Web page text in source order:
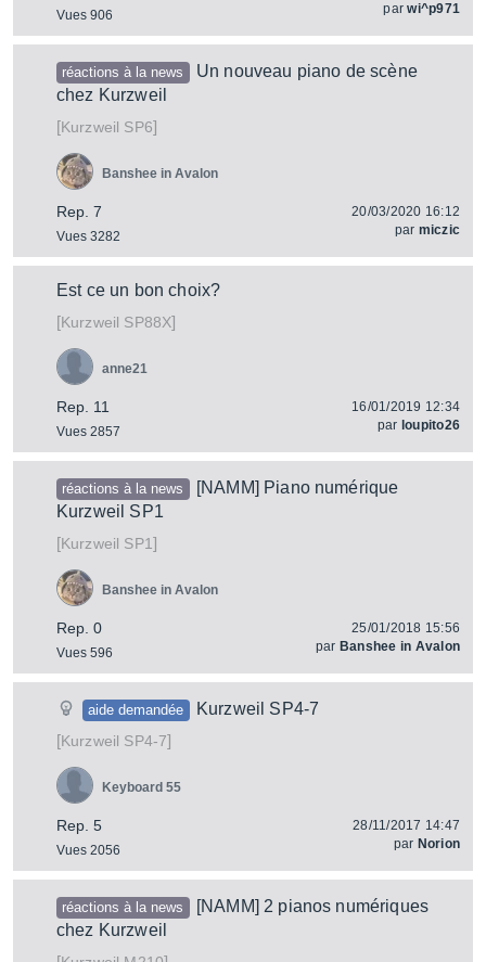
Vues 906
parwi^p971
réactions à la news
Un nouveau piano de scène
chez Kurzweil
[Kurzweil SP6]
Rep. 7
Vues 3282
Banshee in Avalon
20/03/2020 16:12
par miczic
Est ce un bon choix?
[Kurzweil SP88X]
Rep. 11
Vues 2857
anne21
16/01/2019 12:34
par loupito26
réactions à la news
[NAMM] Piano numérique
Kurzweil SP1
[Kurzweil SP1]
Rep. 0
Vues 596
Banshee in Avalon
25/01/2018 15:56
par Banshee in Avalon
aide demandée
Kurzweil SP4-7
[Kurzweil SP4-7]
Rep. 5
Vues 2056
Keyboard 55
28/11/2017 14:47
par Norion
réactions à la news
[NAMM] 2 pianos numériques
chez Kurzweil